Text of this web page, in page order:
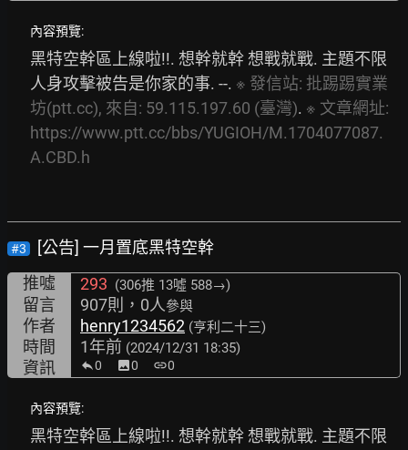
內容預覽:
黑特空幹區上線啦!!. 想幹就幹 想戰就戰. 主題不限
人身攻擊被告是你家的事. --. ※ 發信站: 批踢踢實業
坊(ptt.cc), 來自: 59.115.197.60 (臺灣). ※ 文章網址:
https://www.ptt.cc/bbs/YUGIOH/M.1704077087.
A.CBD.h
#3
[公告] 一月置底黑特空幹
推噓
293 (306推 13噓 588→)
留言 907則，0人參與
作者 henry1234562 (亨利二十三)
時間 1年前 (2024/12/31 18:35)
資訊 0 image0 link0
內容預覽:
黑特空幹區上線啦!!. 想幹就幹 想戰就戰. 主題不限